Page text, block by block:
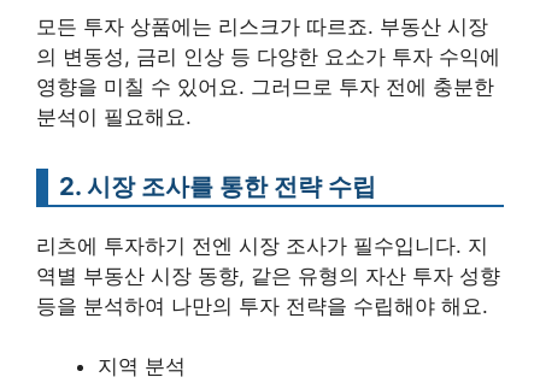
모든 투자 상품에는 리스크가 따르죠. 부동산 시장
의 변동성, 금리 인상 등 다양한 요소가 투자 수익에
영향을 미칠 수 있어요. 그러므로 투자 전에 충분한
분석이 필요해요.
2. 시장 조사를 통한 전략 수립
리츠에 투자하기 전엔 시장 조사가 필수입니다. 지
역별 부동산 시장 동향, 같은 유형의 자산 투자 성향
등을 분석하여 나만의 투자 전략을 수립해야 해요.
지역 분석